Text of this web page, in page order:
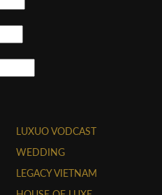
LUXUO VODCAST
WEDDING
LEGACY VIETNAM